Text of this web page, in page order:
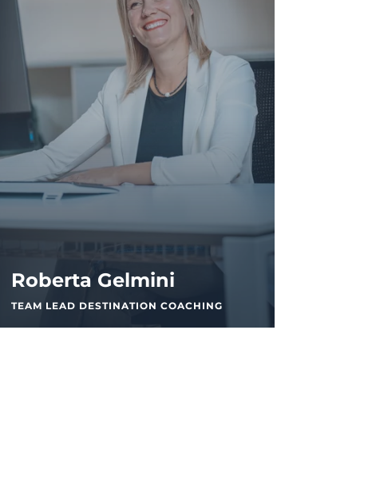
Roberta Gelmini
TEAM LEAD DESTINATION COACHING